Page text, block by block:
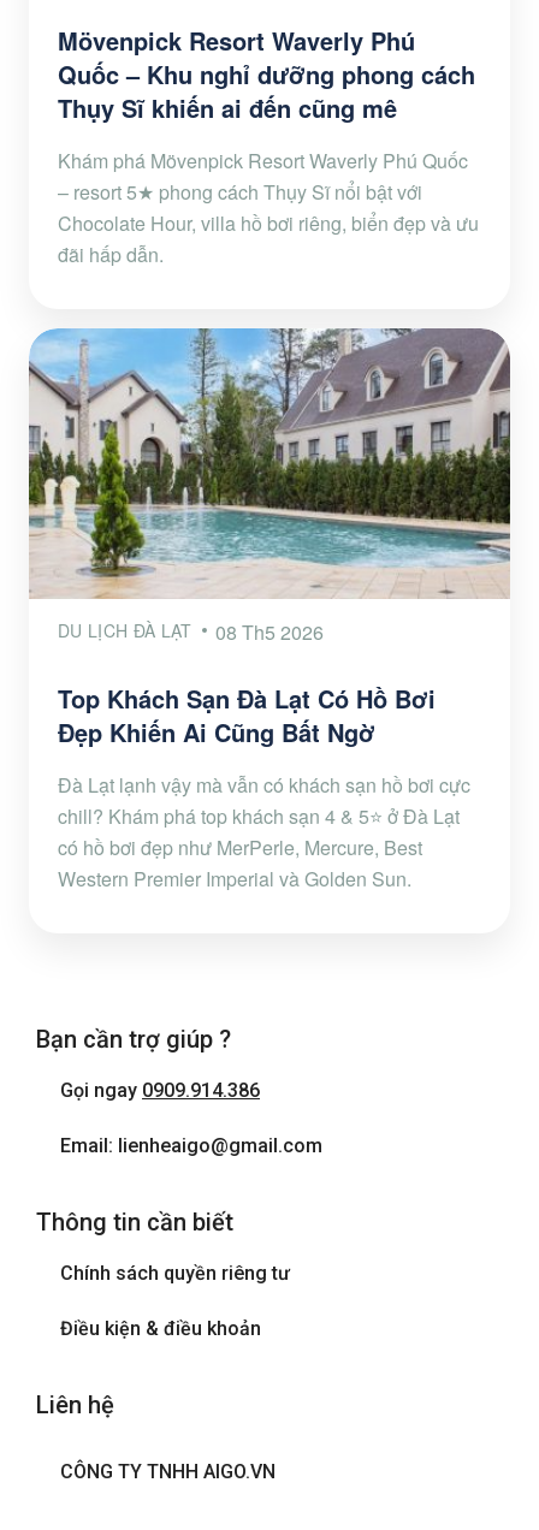
Mövenpick Resort Waverly Phú
Quốc – Khu nghỉ dưỡng phong cách
Thụy Sĩ khiến ai đến cũng mê
Khám phá Mövenpick Resort Waverly Phú Quốc
– resort 5★ phong cách Thụy Sĩ nổi bật với
Chocolate Hour, villa hồ bơi riêng, biển đẹp và ưu
đãi hấp dẫn.
DU LỊCH ĐÀ LẠT 08 Th5 2026
Top Khách Sạn Đà Lạt Có Hồ Bơi
Đẹp Khiến Ai Cũng Bất Ngờ
Đà Lạt lạnh vậy mà vẫn có khách sạn hồ bơi cực
chill? Khám phá top khách sạn 4 & 5⭐ ở Đà Lạt
có hồ bơi đẹp như MerPerle, Mercure, Best
Western Premier Imperial và Golden Sun.
Bạn cần trợ giúp ?
Gọi ngay 0909.914.386
Email: lienheaigo@gmail.com
Thông tin cần biết
Chính sách quyền riêng tư
Điều kiện & điều khoản
Liên hệ
CÔNG TY TNHH AIGO.VN